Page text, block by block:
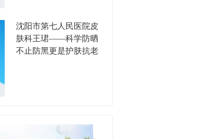
刘天聪
职务：耳鼻咽喉-睡眠医学中
工作单位：盛京医院滑翔院
彭春晖
沈阳市第七人民医院皮
肤科王珺——科学防晒
不止防黑更是护肤抗老